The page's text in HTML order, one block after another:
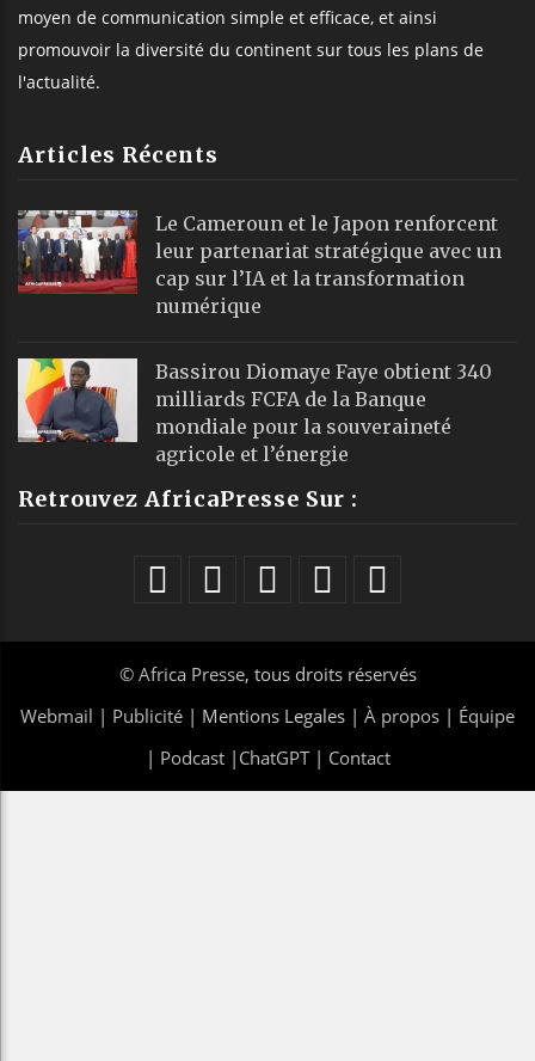
moyen de communication simple et efficace, et ainsi
promouvoir la diversité du continent sur tous les plans de
l'actualité.
Articles Récents
Le Cameroun et le Japon renforcent
leur partenariat stratégique avec un
cap sur l’IA et la transformation
numérique
Bassirou Diomaye Faye obtient 340
milliards FCFA de la Banque
mondiale pour la souveraineté
agricole et l’énergie
Retrouvez AfricaPresse Sur :
© Africa Presse, tous droits réservés
Webmail | Publicité | Mentions Legales | À propos | Équipe
| Podcast| ChatGPT| Contact